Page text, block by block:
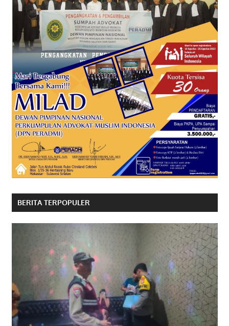
BERITA TERPOPULER